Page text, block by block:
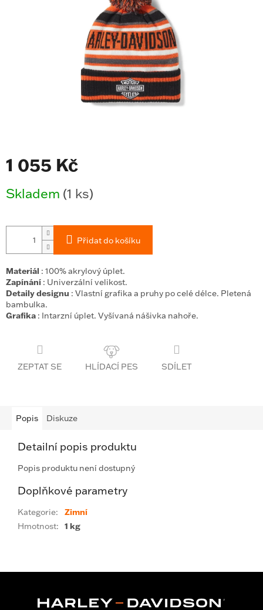
1 055 Kč
cena:
Skladem (1 ks)
Přidat do košíku
Materiál : 100% akrylový úplet.
Zapínání : Univerzální velikost.
Detaily designu : Vlastní grafika a pruhy po celé délce. Pletená
bambulka.
Grafika : Intarzní úplet. Vyšívaná nášivka nahoře.
ZEPTAT SE SDÍLET
Popis Diskuze
Detailní popis produktu
Popis produktu není dostupný
Doplňkové parametry
Kategorie:
Zimní
Hmotnost: 1 kg